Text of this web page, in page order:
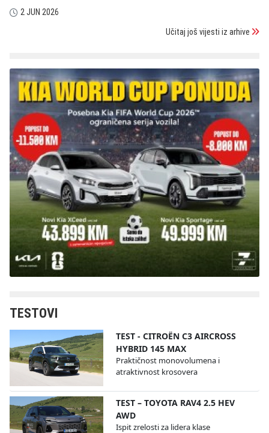
2 JUN 2026
Učitaj još vijesti iz arhive
TESTOVI
TEST - CITROËN C3 AIRCROSS
HYBRID 145 MAX
Praktičnost monovolumena i
atraktivnost krosovera
TEST – TOYOTA RAV4 2.5 HEV
AWD
Ispit zrelosti za lidera klase